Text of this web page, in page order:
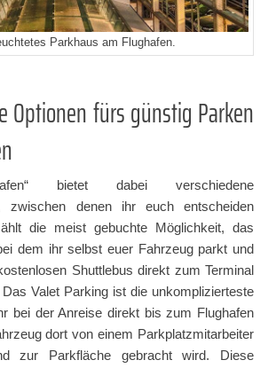
Parkhaus am Flughafen.
Optionen fürs günstig Parken
bietet dabei verschiedene
zwischen denen ihr euch entscheiden
die meist gebuchte Möglichkeit, das
dem ihr selbst euer Fahrzeug parkt und
Shuttlebus direkt zum Terminal
Valet Parking ist die unkomplizierteste
bei der Anreise direkt bis zum Flughafen
dort von einem Parkplatzmitarbeiter
zur Parkfläche gebracht wird. Diese